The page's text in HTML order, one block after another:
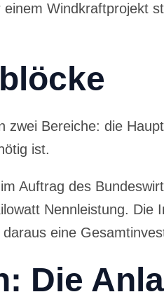
Windkraftprojekt
Bereiche: die
ist.
Auftrag des
Nennleistung.
eine
Die